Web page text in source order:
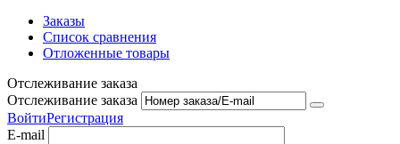
Заказы
Список сравнения
Отложенные товары
Отслеживание заказа
Отслеживание заказа
ВойтиРегистрация
E-mail